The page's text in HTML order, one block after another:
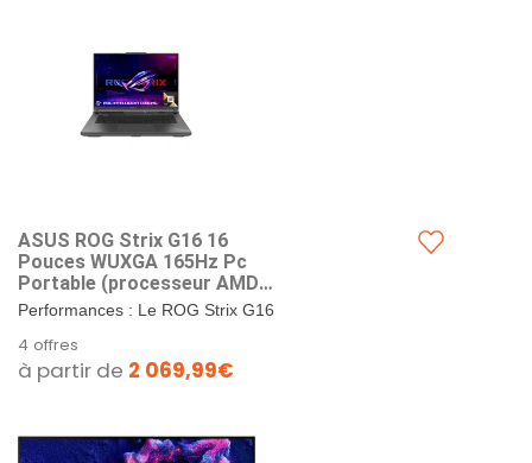
ASUS ROG Strix G16 16
Pouces WUXGA 165Hz Pc
Portable (processeur AMD
Ryzen 9 8940HX Jusqu’à 5.3
NVIDIA GeForce RTX 5070,
Windows 11 Home) – Clavier
AZERTY
Performances : Le ROG Strix G16
propulsé par un processeur AMD
Ryzen 9 8940HX, avec une...
4 offres
à partir de 2 069,99€